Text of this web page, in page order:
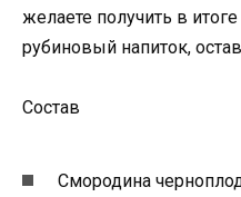
желаете получить в
рубиновый напиток,
Состав
Смородина